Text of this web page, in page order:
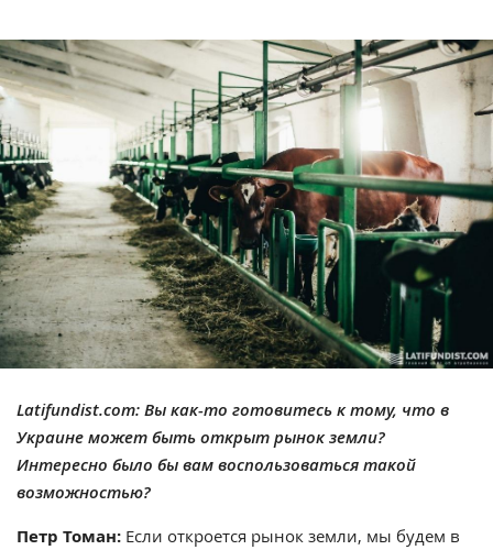
Latifundist.com: Вы как-то готовитесь к тому, что в
Украине может быть открыт рынок земли?
Интересно было бы вам воспользоваться такой
возможностью?
Петр Томан: Если откроется рынок земли, мы будем в